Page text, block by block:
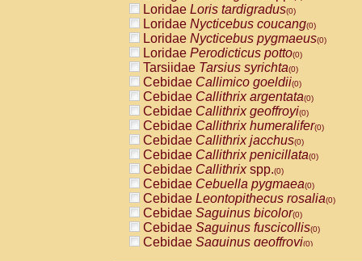
Loridae Loris tardigradus(0)
Loridae Nycticebus coucang(0)
Loridae Nycticebus pygmaeus(0)
Loridae Perodicticus potto(0)
Tarsiidae Tarsius syrichta(0)
Cebidae Callimico goeldii(0)
Cebidae Callithrix argentata(0)
Cebidae Callithrix geoffroyi(0)
Cebidae Callithrix humeralifer(0)
Cebidae Callithrix jacchus(0)
Cebidae Callithrix penicillata(0)
Cebidae Callithrixspp.(0)
Cebidae Cebuella pygmaea(0)
Cebidae Leontopithecus rosalia(0)
Cebidae Saguinus bicolor(0)
Cebidae Saguinus fuscicollis(0)
Cebidae Saguinus geoffroyi(0)